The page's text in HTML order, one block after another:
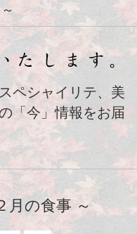
ペシャイリテ、美
「今」情報をお届
の食事 ～